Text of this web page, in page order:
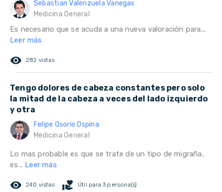
Sebastian Valenzuela Vanegas
Medicina General
Es necesario que se acuda a una nueva valoración para...
Leer más
remove_red_eye 282 vistas
Tengo dolores de cabeza constantes pero solo
la mitad de la cabeza a veces del lado izquierdo
y otra
Felipe Osorio Ospina
Medicina General
Lo mas probable es que se trate de un tipo de migraña,
es... Leer más
remove_red_eye 240 vistas volunteer_activism Útil para 3 persona(s)